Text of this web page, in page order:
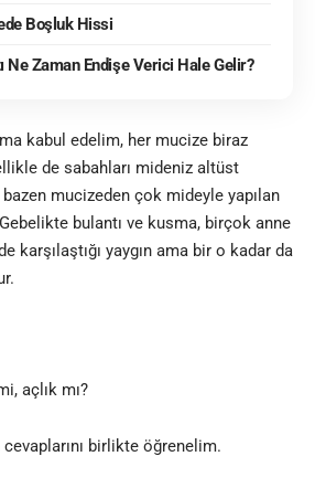
Boşluk Hissi
Ne Zaman Endişe Verici Hale Gelir?
kabul edelim, her mucize biraz
de sabahları mideniz altüst
mucizeden çok mideyle yapılan
bulantı ve kusma, birçok anne
karşılaştığı yaygın ama bir o kadar da
açlık mı?
birlikte öğrenelim.